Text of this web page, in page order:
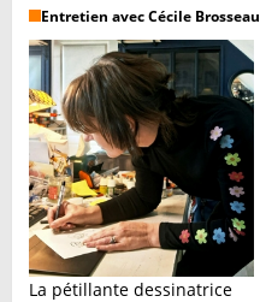
Entretien avec Cécile Brosseau
La pétillante dessinatrice